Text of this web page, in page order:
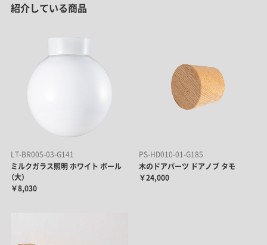
紹介している商品
LT-BR005-03-G141
ミルクガラス照明 ホワイト ボール
（大）
￥8,030
PS-HD010-01-G185
木のドアパーツ ドアノブ タモ
￥24,000